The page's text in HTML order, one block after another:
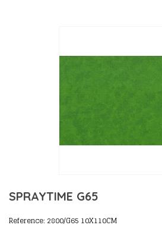
SPRAYTIME G65
Reference: 2800/G65 10X110CM